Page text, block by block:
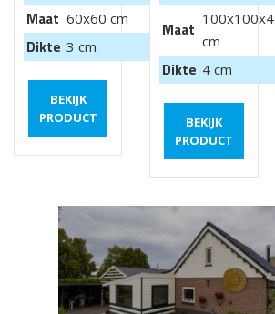
Maat 60x60 cm
Dikte 3 cm
BEKIJK
PRODUCT
Maat
100x100x4
cm
Dikte 4 cm
BEKIJK
PRODUCT